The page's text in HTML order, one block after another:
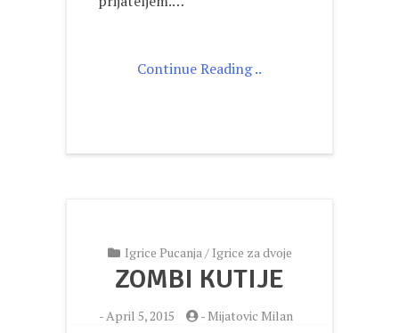
Continue Reading ..
Igrice Pucanja/ Igrice za dvoje
ZOMBI KUTIJE
-April 5, 2015 - Mijatovic Milan